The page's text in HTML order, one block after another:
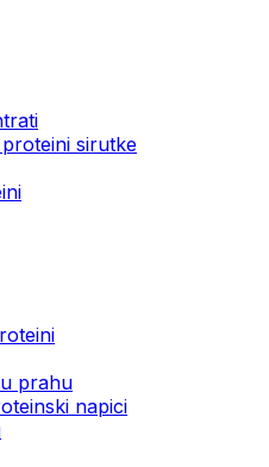
sirutke
prahu
napici